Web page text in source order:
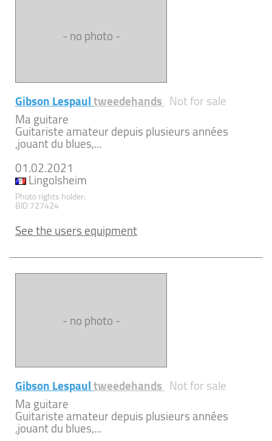
- no photo -
Gibson Lespaultweedehands Not for sale
Ma guitare
Guitariste amateur depuis plusieurs années
,jouant du blues,...
01.02.2021
Lingolsheim
Photo rights holder:
BID 727424
See the users equipment
- no photo -
Gibson Lespaultweedehands Not for sale
Ma guitare
Guitariste amateur depuis plusieurs années
,jouant du blues,...